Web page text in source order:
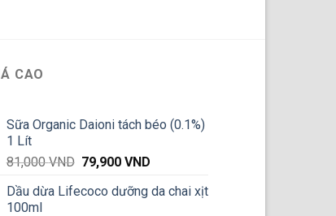
CAO
Sữa Organic Daioni tách béo (0.1%)
1 Lít
81,000VND Giá
là:
79,900VND
tại
Dầu dừa Lifecoco dưỡng da chai xịt
100ml